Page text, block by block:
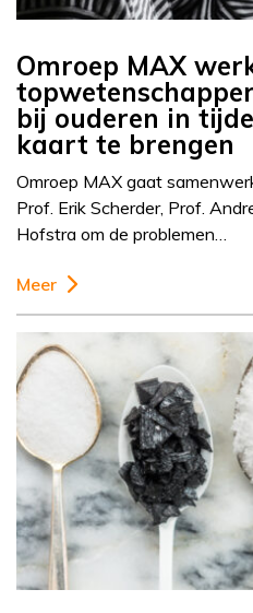
Omroep MAX
bij ouderen in
kaart te brengen
Omroep MAX gaat
Prof. Erik Scherder, Prof.
Hofstra om de problemen…
Meer